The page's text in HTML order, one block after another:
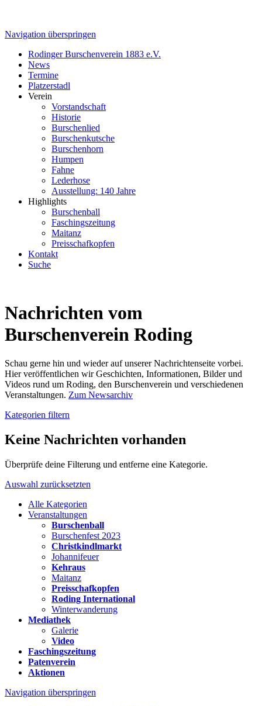
Navigation überspringen
Rodinger Burschenverein 1883 e.V.
News
Termine
Platzerstadl
Verein
Vorstandschaft
Historie
Burschenlied
Burschenkutsche
Burschenhorn
Humpen
Fahne
Lederhose
Ausstellung: 140 Jahre
Highlights
Burschenball
Faschingszeitung
Maitanz
Preisschafkopfen
Kontakt
Suche
Nachrichten vom
Burschenverein Roding
Schau gerne hin und wieder auf unserer Nachrichtenseite vorbei.
Hier veröffentlichen wir Geschichten, Informationen, Bilder und
Videos rund um Roding, den Burschenverein und verschiedenen
Veranstaltungen. Zum Newsarchiv
Kategorien filtern
Keine Nachrichten vorhanden
Überprüfe deine Filterung und entferne eine Kategorie.
Auswahl zurücksetzten
Alle Kategorien
Veranstaltungen
Burschenball
Burschenfest 2023
Christkindlmarkt
Johannifeuer
Kehraus
Maitanz
Preisschafkopfen
Roding International
Winterwanderung
Mediathek
Galerie
Video
Faschingszeitung
Patenverein
Aktionen
Navigation überspringen